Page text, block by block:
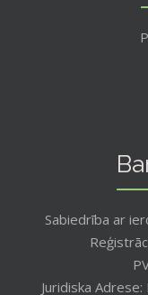
Sabiedrība ar
Juridiska